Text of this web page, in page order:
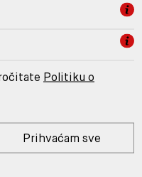
Politiku o
Prihvaćam sve